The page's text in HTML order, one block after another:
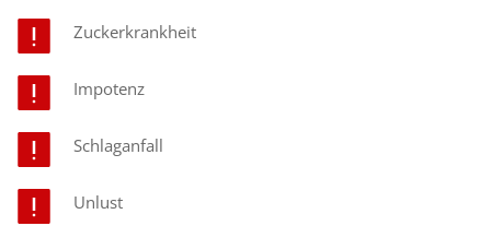
Zuckerkrankheit
Impotenz
Schlaganfall
Unlust